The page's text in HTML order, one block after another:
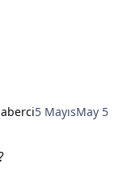
5 MayısMay 5